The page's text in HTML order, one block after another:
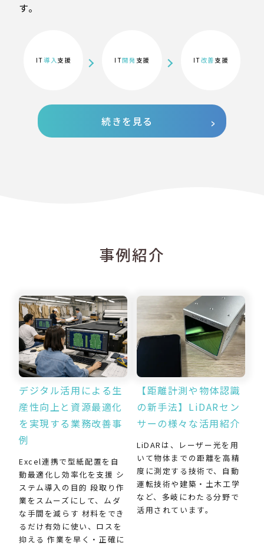
す。
IT導入 支援 IT開発 支援 IT改善 支援
続きを見る
事例紹介
デジタル活用による生
産性向上と資源最適化
を実現する業務改善事
例
Excel連携で型紙配置を自
動最適化し効率化を支援 シ
ステム導入の目的 段取り作
業をスムーズにして、ムダ
な手間を減らす 材料をでき
るだけ有効に使い、ロスを
抑える 作業を早く・正確に
【距離計測や物体認識
の新手法】LiDARセン
サーの様々な活用紹介
LiDARは、レーザー光を用
いて物体までの距離を高精
度に測定する技術で、自動
運転技術や建築・土木工学
など、多岐にわたる分野で
活用されています。